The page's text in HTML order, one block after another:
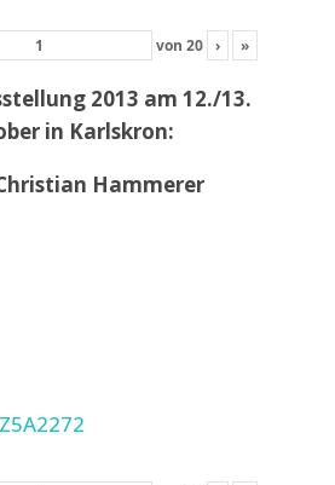
von 20 › »
2013 am 12./13.
in Karlskron:
Hammerer